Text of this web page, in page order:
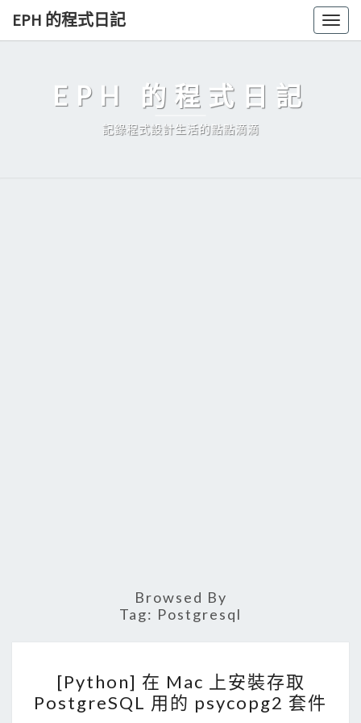
Skip
EPH 的程式日記
EPH 的程式日記
記錄程式設計生活的點點滴滴
Browsed By
Tag: Postgresql
P
y
[Python] 在 Mac 上安裝存取
PostgreSQL 用的 psycopg2 套件